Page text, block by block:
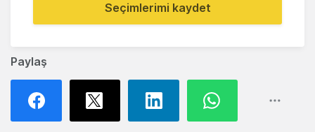
Paylaş
Seçimlerimi kaydet